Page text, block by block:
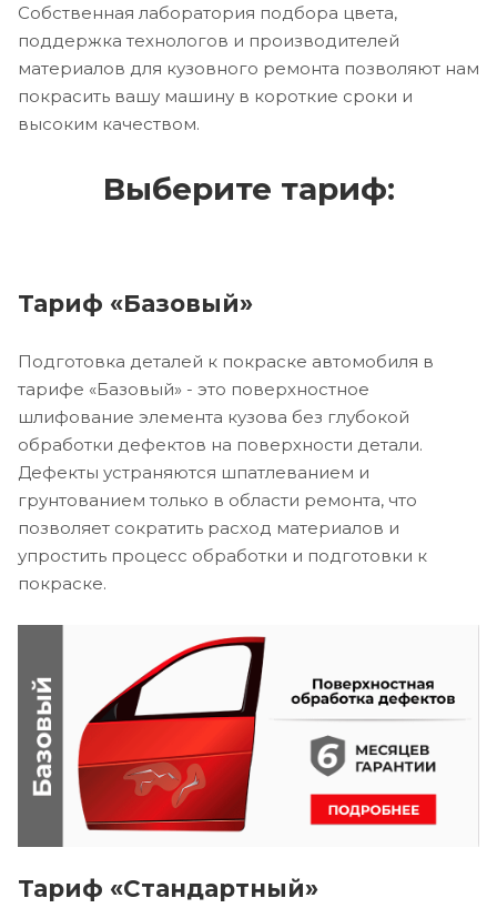
Собственная лаборатория подбора цвета,
поддержка технологов и производителей
материалов для кузовного ремонта позволяют нам
покрасить вашу машину в короткие сроки и
высоким качеством.
Выберите тариф:
Тариф «Базовый»
Подготовка деталей к покраске автомобиля в
тарифе «Базовый» - это поверхностное
шлифование элемента кузова без глубокой
обработки дефектов на поверхности детали.
Дефекты устраняются шпатлеванием и
грунтованием только в области ремонта, что
позволяет сократить расход материалов и
упростить процесс обработки и подготовки к
покраске.
Тариф «Стандартный»